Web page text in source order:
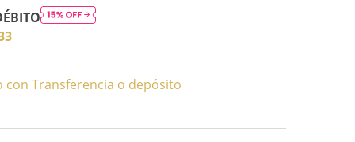
Transferencia o depósito